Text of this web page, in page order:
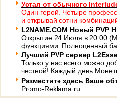
Устал от обычного
Один герой. Четыре
и открывай сотни
L2NAME.COM Новый PVP
Открытие 24 Июля в 20:00
функциями. Полноценный
Лучший PVP сервер
Только у нас всего можно
честной! Каждый день
Разместите здесь Ваше
Promo-Reklama.ru